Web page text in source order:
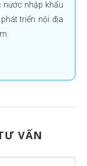
nước nhập khẩu
triển nội địa
VẤN